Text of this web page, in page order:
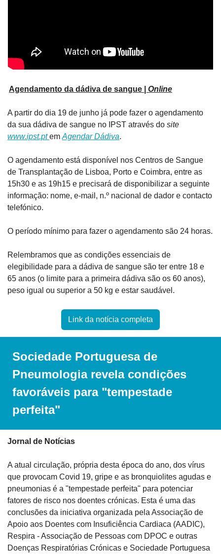
Agendamento da dádiva de sangue | Online
A partir do dia 19 de junho já pode fazer o agendamento
da sua dádiva de sangue no IPST através do
www.ipst.pt em Agendar Dádiva.
O agendamento está disponível nos Centros de Sangue
de Transplantação de Lisboa, Porto e Coimbra, entre as
15h30 e as 19h15 e precisará de disponibilizar a seguinte
informação: nome, e-mail, n.º nacional de dador e contacto
telefónico.
O período mínimo para fazer o agendamento são 24 horas.
Relembramos que as condições essenciais de
elegibilidade para a dádiva de sangue são ter entre 18 e
65 anos (o limite para a primeira dádiva são os 60 anos),
peso igual ou superior a 50 kg e estar saudável.
Link da notícia completa
Sociedade Portuguesa de
Pneumologia revela condições
favoráveis para "tempestade
perfeita"
Jornal de Notícias
A atual circulação, própria desta época do ano, dos vírus
que provocam Covid 19, gripe e as bronquiolites agudas e
pneumonias é a "tempestade perfeita" para potenciar
fatores de risco nos doentes crónicas. Esta é uma das
conclusões da iniciativa organizada pela Associação de
Apoio aos Doentes com Insuficiência Cardiaca (AADIC),
Respira - Associação de Pessoas com DPOC e outras
Doenças Respiratórias Crónicas e Sociedade Portuguesa